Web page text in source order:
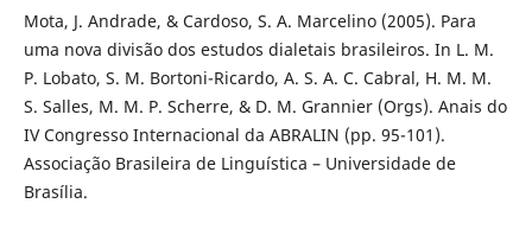
Mota, J. Andrade, & Cardoso, S. A. Marcelino (2005). Para
uma nova divisão dos estudos dialetais brasileiros. In L. M.
P. Lobato, S. M. Bortoni-Ricardo, A. S. A. C. Cabral, H. M. M.
S. Salles, M. M. P. Scherre, & D. M. Grannier (Orgs). Anais do
IV Congresso Internacional da ABRALIN (pp. 95-101).
Associação Brasileira de Linguística – Universidade de
Brasília.